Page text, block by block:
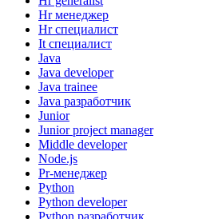
Hr менеджер
Hr специалист
It специалист
Java
Java developer
Java trainee
Java разработчик
Junior
Junior project manager
Middle developer
Node.js
Pr-менеджер
Python
Python developer
Python разработчик